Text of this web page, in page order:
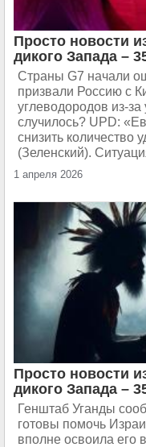
Просто новости
дикого Запада –
Страны G7 начали
призвали Россию с
углеводородов из-
случилось? UPD:
снизить количество
(Зеленский).
1 апреля 2026
Просто новости
дикого Запада –
Генштаб Уганды
готовы помочь
вполне освоила его